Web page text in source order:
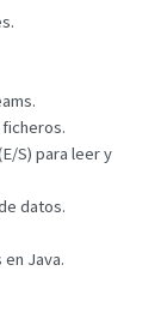
S) para leer y
datos.
Java.